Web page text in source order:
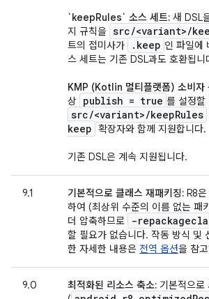
`keepRules` 소스 세트: 새 DSL
지 규칙을 src/<variant>/
트의 접미사가
. keep 인 파일에
스 세트는 기존 DSL과도 호환됩니
KMP (Kotlin 멀티플랫폼) 소비자
상
publish = true 를 설정할
src/<variant>/keepRules
keep 확장자와 함께 지원합니다.
기존 DSL은 계속 지원됩니다.
9.1 기본적으로 클래스 재패키징: R8
하여 (최상위 수준의 이름 없는 패
더 압축하므로
-
할 필요가 없습니다. 작동 방식 및
한 자세한 내용은 전역 옵션을 참
9.0 최적화된 리소스 축소: 기본적으로